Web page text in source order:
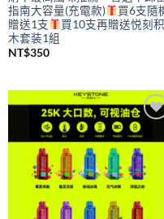
指南大容量(充電款)
買6支隨
贈送1支
買10支再贈送悦刻积
木套装1組
NT$350
Add to